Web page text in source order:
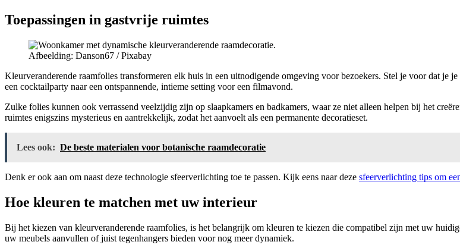
Toepassingen in gastvrije ruimtes
Afbeelding: Danson67 / Pixabay
Kleurveranderende raamfolies transformeren elk huis in een uitnodigende omgeving voor bezoekers. Stel je voor dat je
een cocktailparty naar een ontspannende, intieme setting voor een filmavond.
Zulke folies kunnen ook verrassend veelzijdig zijn op slaapkamers en badkamers, waar ze niet alleen helpen bij het
ruimtes enigszins mysterieus en aantrekkelijk, zodat het aanvoelt als een permanente decoratieset.
Lees ook: De beste materialen voor botanische raamdecoratie
Denk er ook aan om naast deze technologie sfeerverlichting toe te passen. Kijk eens naar deze sfeerverlichting tips om
Hoe kleuren te matchen met uw interieur
Bij het kiezen van kleurveranderende raamfolies, is het belangrijk om kleuren te kiezen die compatibel zijn met uw
uw meubels aanvullen of juist tegenhangers bieden voor nog meer dynamiek.